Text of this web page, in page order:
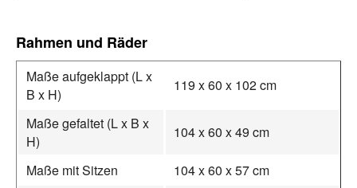
Rahmen und Räder
Maße aufgeklappt (L x
B x H)
119 x 60 x 102 cm
Maße gefaltet (L x B x
H)
104 x 60 x 49 cm
Maße mit Sitzen
104 x 60 x 57 cm